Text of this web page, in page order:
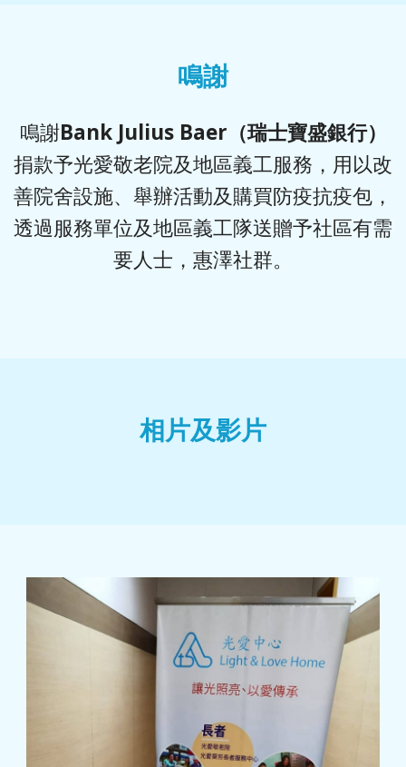
鳴謝
鳴謝Bank Julius Baer（瑞士寶盛銀行）
捐款予光愛敬老院及地區義工服務，用以改
善院舍設施、舉辦活動及購買防疫抗疫包，
透過服務單位及地區義工隊送贈予社區有需
要人士，惠澤社群。
相片及影片